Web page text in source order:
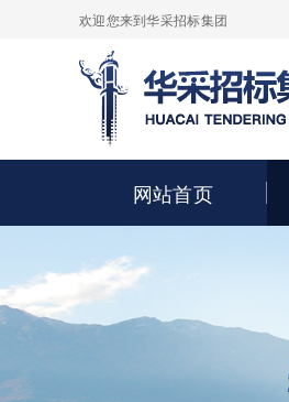
欢迎您来到华采招标集团
网站首页